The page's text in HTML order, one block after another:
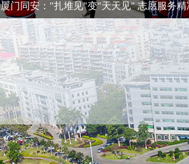
厦门同安："扎堆见"变"天天见" 志愿服务精
化品牌化